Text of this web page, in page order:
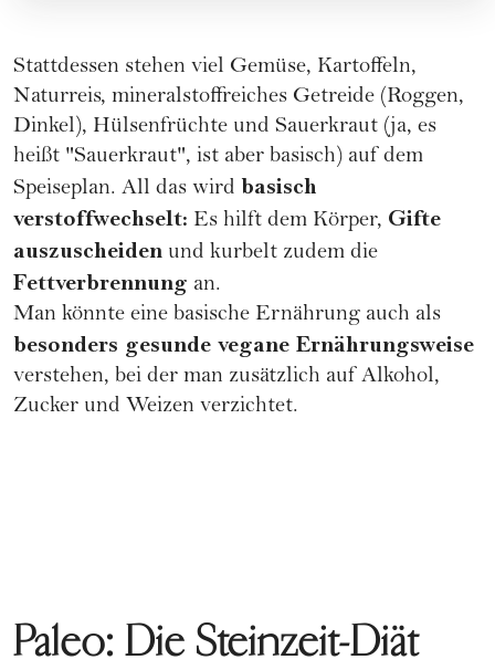
Stattdessen stehen viel Gemüse, Kartoffeln,
Naturreis, mineralstoffreiches Getreide (Roggen,
Dinkel), Hülsenfrüchte und Sauerkraut (ja, es
heißt "Sauerkraut", ist aber basisch) auf dem
Speiseplan. All das wird basisch
verstoffwechselt: Es hilft dem Körper, Gifte
auszuscheiden und kurbelt zudem die
Fettverbrennung an.
Man könnte eine basische Ernährung auch als
besonders gesunde vegane Ernährungsweise
verstehen, bei der man zusätzlich auf Alkohol,
Zucker und Weizen verzichtet.
Paleo: Die Steinzeit-Diät